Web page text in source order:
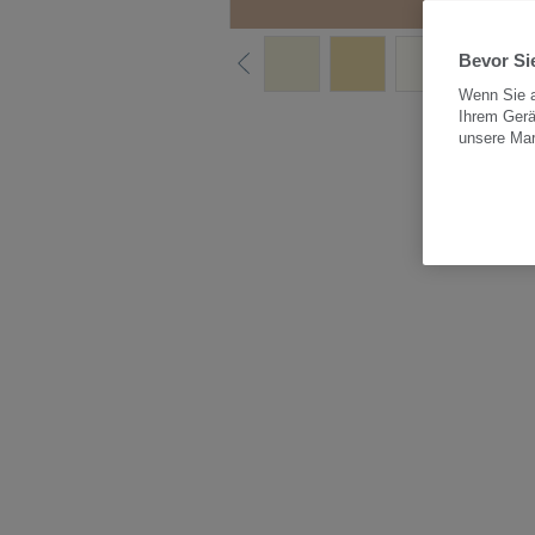
Alle
Bevor
Wenn Sie
Ihrem
unsere